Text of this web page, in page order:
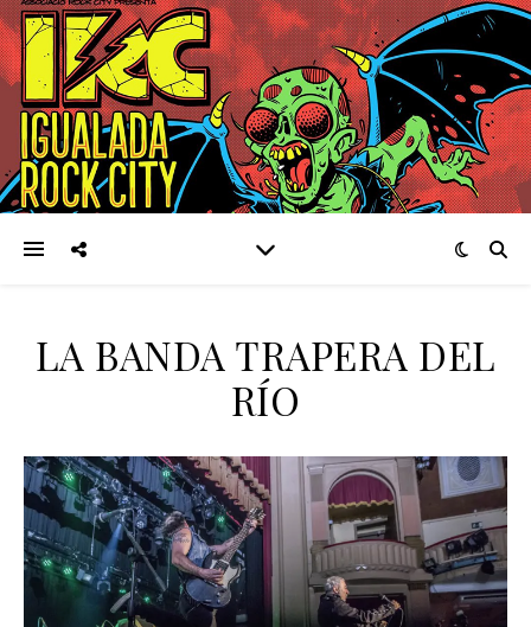
LA BANDA TRAPERA DEL
RÍO